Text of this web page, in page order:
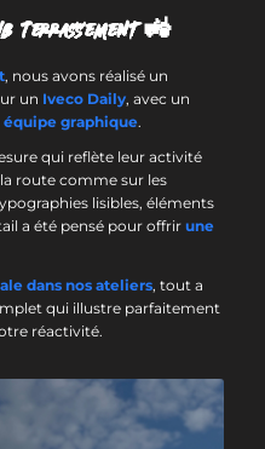
Terrassement 🚜
, nous avons réalisé un
un Iveco Daily, avec un
équipe graphique.
qui reflète leur activité
route comme sur les
lisibles, éléments
a été pensé pour offrir une
dans nos ateliers, tout a
qui illustre parfaitement
réactivité.